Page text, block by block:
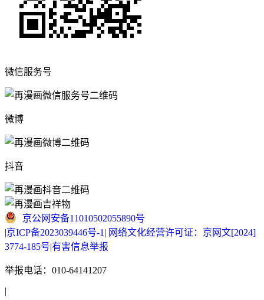
微信服务号
微博
抖音
京公网安备11010502055890号
|京ICP备2023039446号-1 | 网络文化经营许可证：京网文[2024]
3774-185号|有害信息举报
举报电话：010-64141207
|